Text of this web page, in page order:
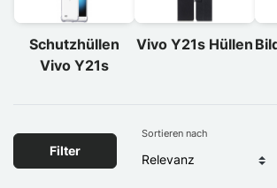
Schutzhüllen
Vivo Y21s
Vivo Y21s Hüllen
Filter
Sortieren nach